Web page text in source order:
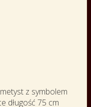
z symbolem
długość 75 cm